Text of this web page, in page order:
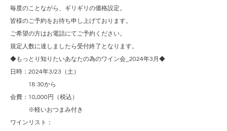
毎度のことながら、ギリギリの価格設定。
皆様のご予約をお待ち申し上げております。
ご希望の方はお電話にてご予約ください。
規定人数に達しましたら受付終了となります。
◆もっとり知りたいあなたの為のワイン会_2024年3月◆
日時：2024年3/23（土）
18:30から
会費：10,000円（税込）
※軽いおつまみ付き
ワインリスト：